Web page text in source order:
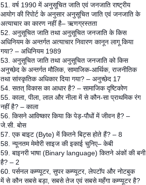
51. वर्ष 1990 में अनुसूचित जाति एवं जनजाति राष्ट्रीय
आयोग की रिपोर्ट के अनुसार अनुसूचित जाति एवं जनजाति के
अत्याचार का कारण नहीं है– ऋणग्रस्तता
52. अनुसूचित जाति तथा अनुसूचित जनजाति के किस
अधिनियम के अन्तर्गत अत्याचार निवारण कानून लागू किया
गया? – अधिनियम 1989
53. अनुसूचित जाति तथा अनुसूचित जनजाति को किस
अनुच्छेद के अन्तर्गत मौलिक, सामाजिक-आर्थिक, राजनीतिक
तथा सांस्कृतिक अधिकार दिया गया? – अनुच्छेद 17
54. सतत् विकास का आधार है? – सामाजिक दृष्टिकोण
55. काला, पीला, लाल और नीला में से कौन-सा प्राथमिक रंग
नहीं है? – काला
56. किसने आविष्कार किया कि पेड़-पौधों में जीवन है? –
जे.सी. बोस
57. एक बाइट (Byte) में कितने बिट्स होते हैं? – 8
58. न्यूनतम मेमोरी साइज की इकाई चुनिए– केबी
59. बाइनरी भाषा (Binary language) कितने अंकों की बनी
है? – 2
60. पर्सनल कम्प्यूटर, सुपर कम्प्यूटर, लेपटॉप और नोटबुक
में से कौन सबसे बड़ा, सबसे तेज एवं सबसे महँगा कम्प्यूटर है?